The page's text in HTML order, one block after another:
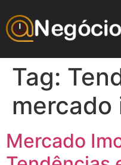
Tag:
mercado
Mercado